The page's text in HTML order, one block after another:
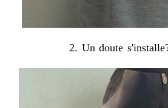
2. Un doute